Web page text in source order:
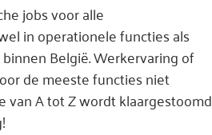
jobs voor alle
in operationele functies als
België. Werkervaring of
de meeste functies niet
van A tot Z wordt klaargestoomd